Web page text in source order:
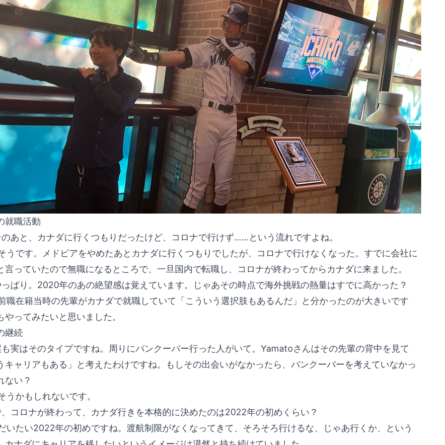
就職活動
あと、カナダに行くつもりだったけど、コロナで行けず……という流れですよね。
うです。メドピアをやめたあとカナダに行くつもりでしたが、コロナで行けなくなった。すでに会社に
言っていたので無職になるところで、一旦国内で転職し、コロナが終わってからカナダに来ました。
ぱり。2020年のあの絶望感は覚えています。じゃあその時点で海外挑戦の熱量はすでに高かった？
職在籍当時の先輩がカナダで就職していて「こういう選択肢もあるんだ」と分かったのが大きいです
やってみたいと思いました。
継続
実はそのタイプですね。周りにバンクーバー行った人がいて。Yamatoさんはその先輩の背中を見て
キャリアもある」と考えたわけですね。もしその出会いがなかったら、バンクーバーを考えていなかっ
ない？
うかもしれないです。
コロナが終わって、カナダ行きを本格的に決めたのは2022年の初めくらい？
いたい2022年の初めですね。渡航制限がなくなってきて、そろそろ行けるな、じゃあ行くか、という